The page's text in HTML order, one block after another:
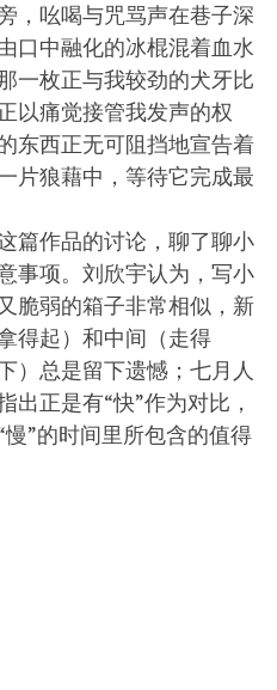
，吆喝与咒骂声在巷子深
口中融化的冰棍混着血水
一枚正与我较劲的犬牙比
以痛觉接管我发声的权
东西正无可阻挡地宣告着
片狼藉中，等待它完成最
篇作品的讨论，聊了聊小
事项。刘欣宇认为，写小
脆弱的箱子非常相似，新
得起）和中间（走得
）总是留下遗憾；七月人
出正是有“快”作为对比，
”的时间里所包含的值得